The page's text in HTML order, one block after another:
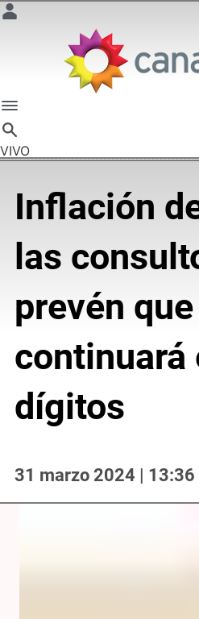
VIVO
Inflación
las
prevén que
continuará
dígitos
31 marzo 2024 | 13:36